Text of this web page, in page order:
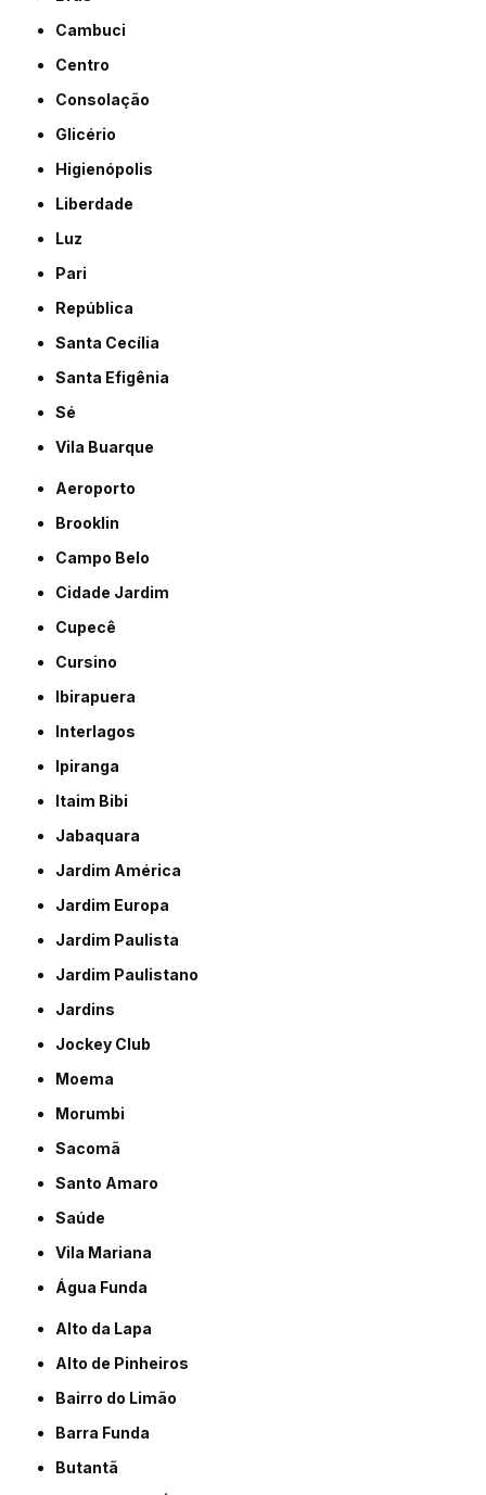
Cambuci
Centro
Consolação
Glicério
Higienópolis
Liberdade
Luz
Pari
República
Santa Cecília
Santa Efigênia
Sé
Vila Buarque
Aeroporto
Brooklin
Campo Belo
Cidade Jardim
Cupecê
Cursino
Ibirapuera
Interlagos
Ipiranga
Itaim Bibi
Jabaquara
Jardim América
Jardim Europa
Jardim Paulista
Jardim Paulistano
Jardins
Jockey Club
Moema
Morumbi
Sacomã
Santo Amaro
Saúde
Vila Mariana
Água Funda
Alto da Lapa
Alto de Pinheiros
Bairro do Limão
Barra Funda
Butantã